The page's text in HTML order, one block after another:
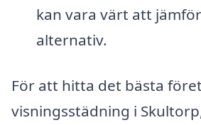
kan vara värt att
alternativ.
För att hitta det bästa
visningsstädning i